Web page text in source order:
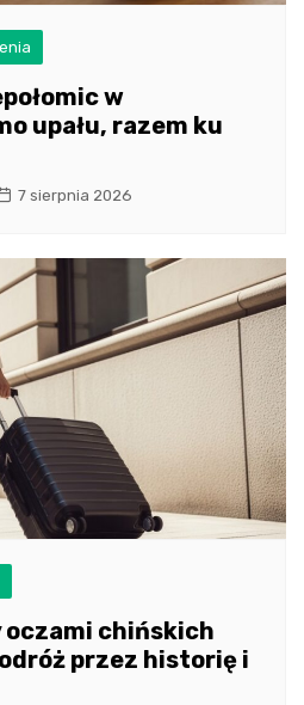
w
upału, razem ku
7 sierpnia 2026
chińskich
przez historię i